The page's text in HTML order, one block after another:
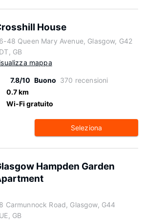
House
48 Queen Mary Avenue, Glasgow, G42
GB
mappa
7.8/10 Buono 370 recensioni
0.7 km
Wi-Fi gratuito
Seleziona
Hampden Garden
Carmunnock Road, Glasgow, G44
GB